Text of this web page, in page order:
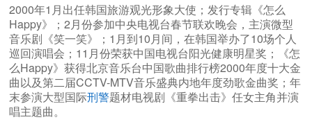
2000年1月出任韩国旅游观光形象大使；发行专辑《怎么
Happy》；2月份参加中央电视台春节联欢晚会，主演微型
音乐剧《笑一笑》；1月到10月间，在韩国举办了10场个人
巡回演唱会；11月份荣获中国电视台阳光健康明星奖；《怎
么Happy》获得北京音乐台中国歌曲排行榜2000年度十大金
曲以及第二届CCTV-MTV音乐盛典内地年度劲歌金曲奖；年
末参演大型国际刑警题材电视剧《重拳出击》任女主角并演
唱主题曲。